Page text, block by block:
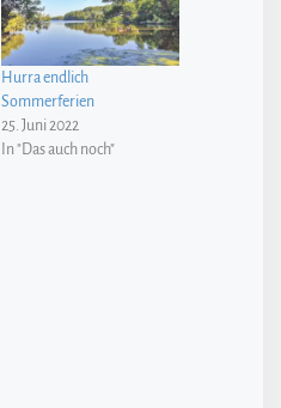
Hurra endlich
Sommerferien
25. Juni 2022
In "Das auch noch"